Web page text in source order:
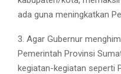
ada guna meningkatkan
3. Agar Gubernur
Pemerintah Provinsi
kegiatan-kegiatan seperti